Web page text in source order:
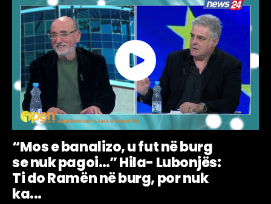
“Mos e banalizo, u fut në burg
se nuk pagoi…” Hila- Lubonjës:
Ti do Ramën në burg, por nuk
ka...